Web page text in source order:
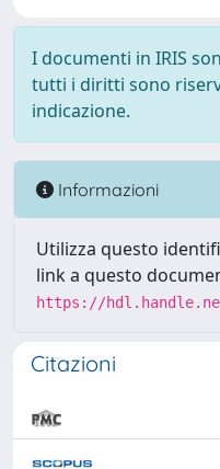
I documenti in IRIS
tutti i diritti sono
indicazione.
Informazioni
Utilizza questo
link a questo
https://
Citazioni